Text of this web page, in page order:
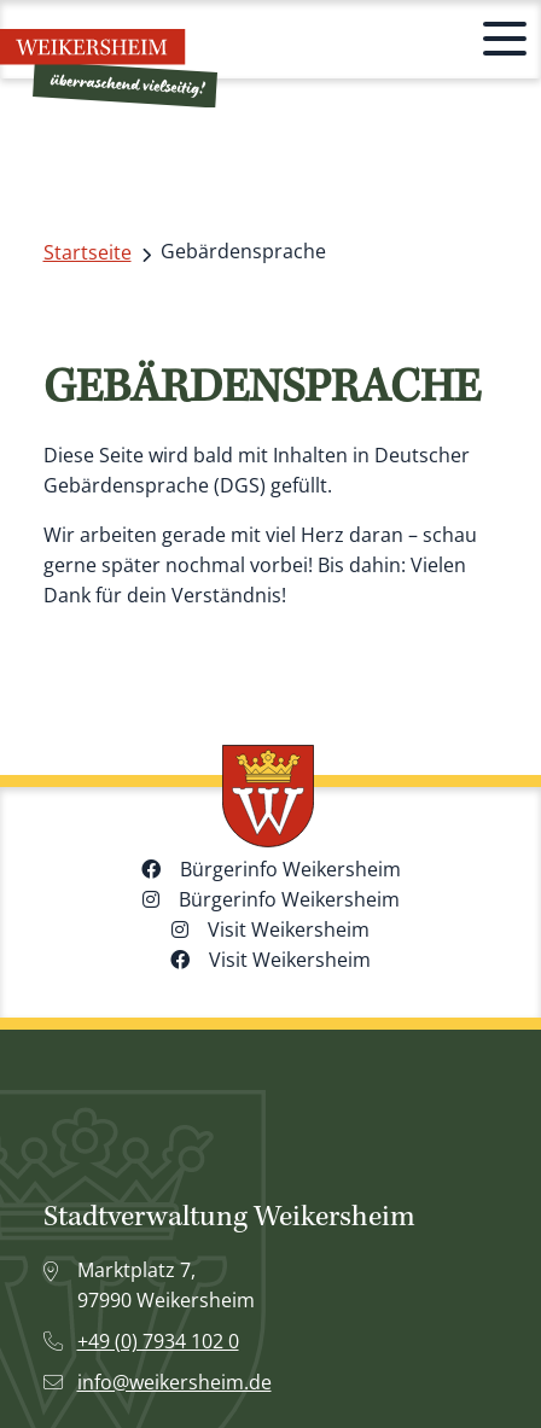
Startseite Gebärdensprache
GEBÄRDENSPRACHE
Diese Seite wird bald mit Inhalten in Deutscher
Gebärdensprache (DGS) gefüllt.
Wir arbeiten gerade mit viel Herz daran – schau
gerne später nochmal vorbei! Bis dahin: Vielen
Dank für dein Verständnis!
Bürgerinfo Weikersheim
Bürgerinfo Weikersheim
Visit Weikersheim
Visit Weikersheim
Stadtverwaltung Weikersheim
Marktplatz 7,
97990 Weikersheim
+49 (0) 7934 102 0
info@weikersheim.de